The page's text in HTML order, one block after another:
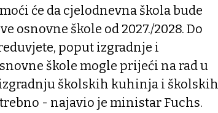
će da cjelodnevna škola bude
osnovne škole od 2027./2028. Do
poput izgradnje i
škole mogle prijeći na rad u
školskih kuhinja i školskih
- najavio je ministar Fuchs.